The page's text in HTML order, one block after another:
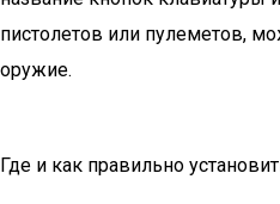
пистолетов или пулеметов,
оружие.
Где и как правильно